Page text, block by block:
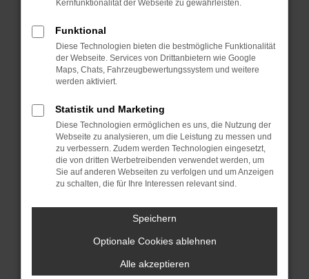
Laden andere Webseiten, zum Beispiel
deine Suchmaschine?
Prüfe deine Browsererweiterungen.
Manche Erweiterungen, wie Werbeblocker,
können das Laden bestimmter Seiten
verhindern. Funktioniert die Seite in einem
anderen Browser oder in einem privaten
Fenster?
Starte dein Gerät neu.
vorübergehende Probleme zu beheben.
Betriebssystem auf dem neuesten Stand
Kernfunktionalität der Webseite zu gewährleisten.
Funktional
Diese Technologien bieten die bestmögliche Funktionalität
der Webseite. Services von Drittanbietern wie Google
Maps, Chats, Fahrzeugbewertungssystem und weitere
werden aktiviert.
Statistik und Marketing
Diese Technologien ermöglichen es uns, die Nutzung der
Webseite zu analysieren, um die Leistung zu messen und
zu verbessern. Zudem werden Technologien eingesetzt,
die von dritten Werbetreibenden verwendet werden, um
Sie auf anderen Webseiten zu verfolgen und um Anzeigen
zu schalten, die für Ihre Interessen relevant sind.
Speichern
Optionale Cookies ablehnen
Alle akzeptieren